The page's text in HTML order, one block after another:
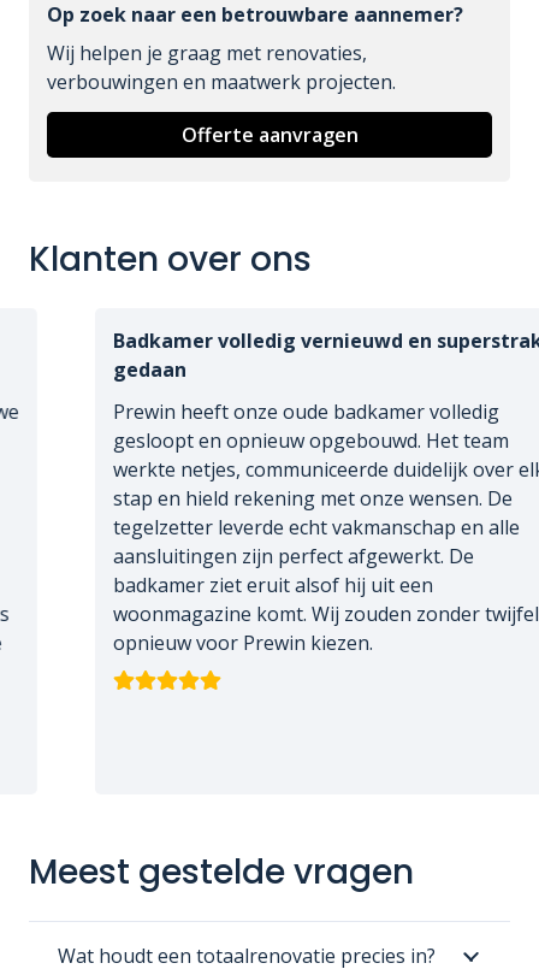
Op zoek naar een betrouwbare aannemer?
Wij helpen je graag met renovaties,
verbouwingen en maatwerk projecten.
Offerte aanvragen
Klanten over ons
Badkamer volledig vernieuwd en superstrak
gedaan
Prewin heeft onze oude badkamer volledig
gesloopt en opnieuw opgebouwd. Het team
werkte netjes, communiceerde duidelijk over elke
stap en hield rekening met onze wensen. De
tegelzetter leverde echt vakmanschap en alle
aansluitingen zijn perfect afgewerkt. De
badkamer ziet eruit alsof hij uit een
woonmagazine komt. Wij zouden zonder twijfel
opnieuw voor Prewin kiezen.
Meest gestelde vragen
Wat houdt een totaalrenovatie precies in?